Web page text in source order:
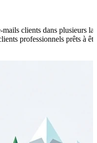
clients dans plusieurs
professionnels prêts à